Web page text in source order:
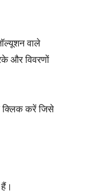
वाले
और विवरणों
क्लिक करें जिसे